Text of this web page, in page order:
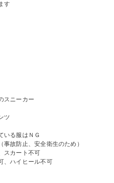
す
スニーカー
ツ
いる服はＮＧ
故防止、安全衛生のため）
スカート不可
、ハイヒール不可